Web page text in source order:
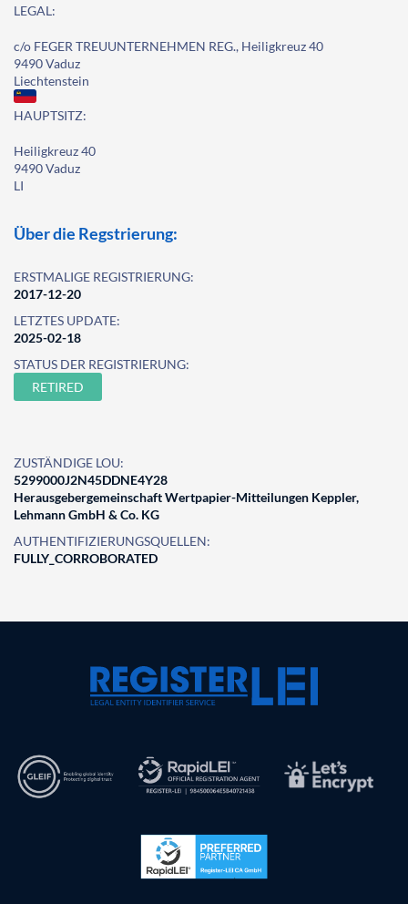
LEGAL:
c/o FEGER TREUUNTERNEHMEN REG., Heiligkreuz 40
9490 Vaduz
Liechtenstein
HAUPTSITZ:
Heiligkreuz 40
9490 Vaduz
LI
Über die Regstrierung:
ERSTMALIGE REGISTRIERUNG:
2017-12-20
LETZTES UPDATE:
2025-02-18
STATUS DER REGISTRIERUNG:
RETIRED
ZUSTÄNDIGE LOU:
5299000J2N45DDNE4Y28
Herausgebergemeinschaft Wertpapier-Mitteilungen Keppler,
Lehmann GmbH & Co. KG
AUTHENTIFIZIERUNGSQUELLEN:
FULLY_CORROBORATED